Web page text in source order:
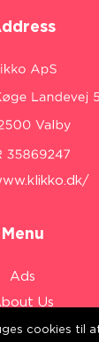
Menu
Ads
Us
Cookiescookies til